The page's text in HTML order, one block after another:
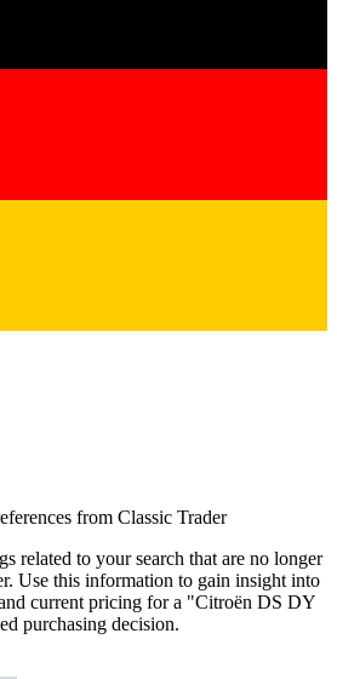
from Classic Trader
related to your search that are no longer
Use this information to gain insight into
current pricing for a "Citroën DS DY
purchasing decision.